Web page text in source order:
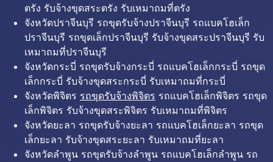
ตรัง รับจ้างขุดสระตรัง รับเหมาถมที่ตรัง
จังหวัดปราจีนบุรี รถขุดรับจ้างปราจีนบุรี รถแบคโฮเล็ก
ปราจีนบุรี รถขุดเล็กปราจีนบุรี รับจ้างขุดสระปราจีนบุรี รับ
เหมาถมที่ปราจีนบุรี
จังหวัดกระบี่ รถขุดรับจ้างกระบี่ รถแบคโฮเล็กกระบี่ รถขุด
เล็กกระบี่ รับจ้างขุดสระกระบี่ รับเหมาถมที่กระบี่
จังหวัดพิจิตร รถขุดรับจ้างพิจิตร รถแบคโฮเล็กพิจิตร รถขุด
เล็กพิจิตร รับจ้างขุดสระพิจิตร รับเหมาถมที่พิจิตร
จังหวัดยะลา รถขุดรับจ้างยะลา รถแบคโฮเล็กยะลา รถขุด
เล็กยะลา รับจ้างขุดสระยะลา รับเหมาถมที่ยะลา
จังหวัดลำพูน รถขุดรับจ้างลำพูน รถแบคโฮเล็กลำพูน รถ